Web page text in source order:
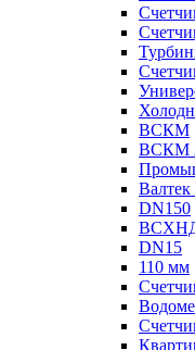
ВСКМ
ВСКМ
DN150
DN15
110 мм